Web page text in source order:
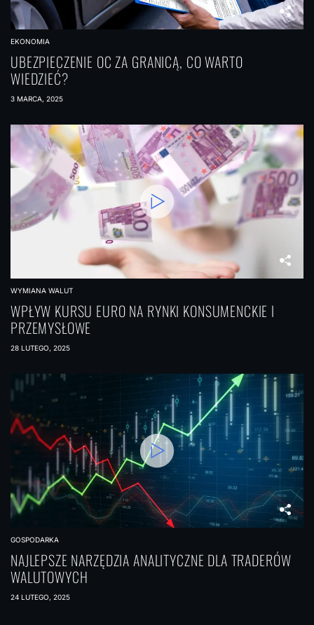
EKONOMIA
UBEZPIECZENIE OC ZA GRANICĄ, CO WARTO
WIEDZIEĆ?
3 MARCA, 2025
WYMIANA WALUT
WPŁYW KURSU EURO NA RYNKI KONSUMENCKIE I
PRZEMYSŁOWE
28 LUTEGO, 2025
GOSPODARKA
NAJLEPSZE NARZĘDZIA ANALITYCZNE DLA TRADERÓW
WALUTOWYCH
24 LUTEGO, 2025